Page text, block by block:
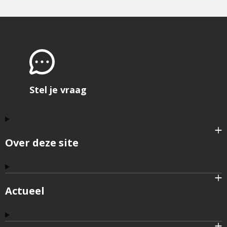
Over deze site
Actueel
Stel je vraag